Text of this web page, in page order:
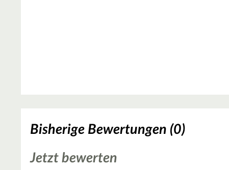
Bisherige Bewertungen (0)
Jetzt bewerten